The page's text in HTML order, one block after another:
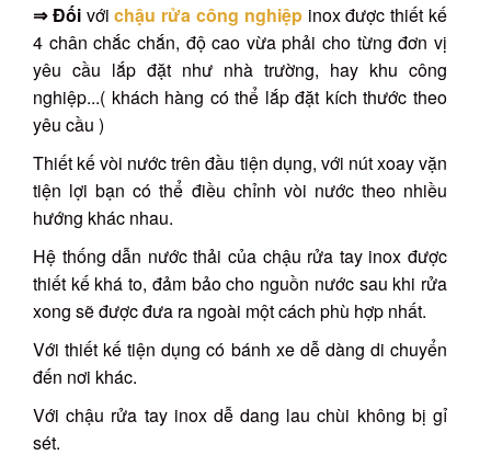
⇒ Đốivớichậu rửa công nghiệpinox được thiết kế
4 chân chắc chắn, độ cao vừa phải cho từng đơn vị
yêu cầu lắp đặt như nhà trường, hay khu công
nghiệp...( khách hàng có thể lắp đặt kích thước theo
yêu cầu )
Thiết kế vòi nước trên đầu tiện dụng, với nút xoay vặn
tiện lợi bạn có thể điều chỉnh vòi nước theo nhiều
hướng khác nhau.
Hệ thống dẫn nước thải của chậu rửa tay inox được
thiết kế khá to, đảm bảo cho nguồn nước sau khi rửa
xong sẽ được đưa ra ngoài một cách phù hợp nhất.
Với thiết kế tiện dụng có bánh xe dễ dàng di chuyển
đến nơi khác.
Với chậu rửa tay inox dễ dang lau chùi không bị gỉ
sét.